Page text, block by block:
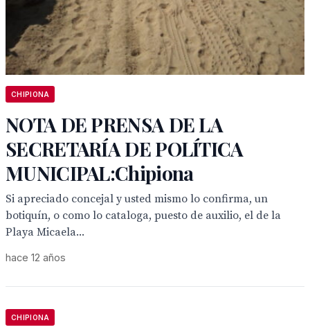
CHIPIONA
NOTA DE PRENSA DE LA
SECRETARÍA DE POLÍTICA
MUNICIPAL:Chipiona
Si apreciado concejal y usted mismo lo confirma, un
botiquín, o como lo cataloga, puesto de auxilio, el de la
Playa Micaela...
hace 12 años
CHIPIONA